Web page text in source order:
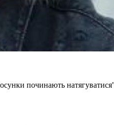
починають